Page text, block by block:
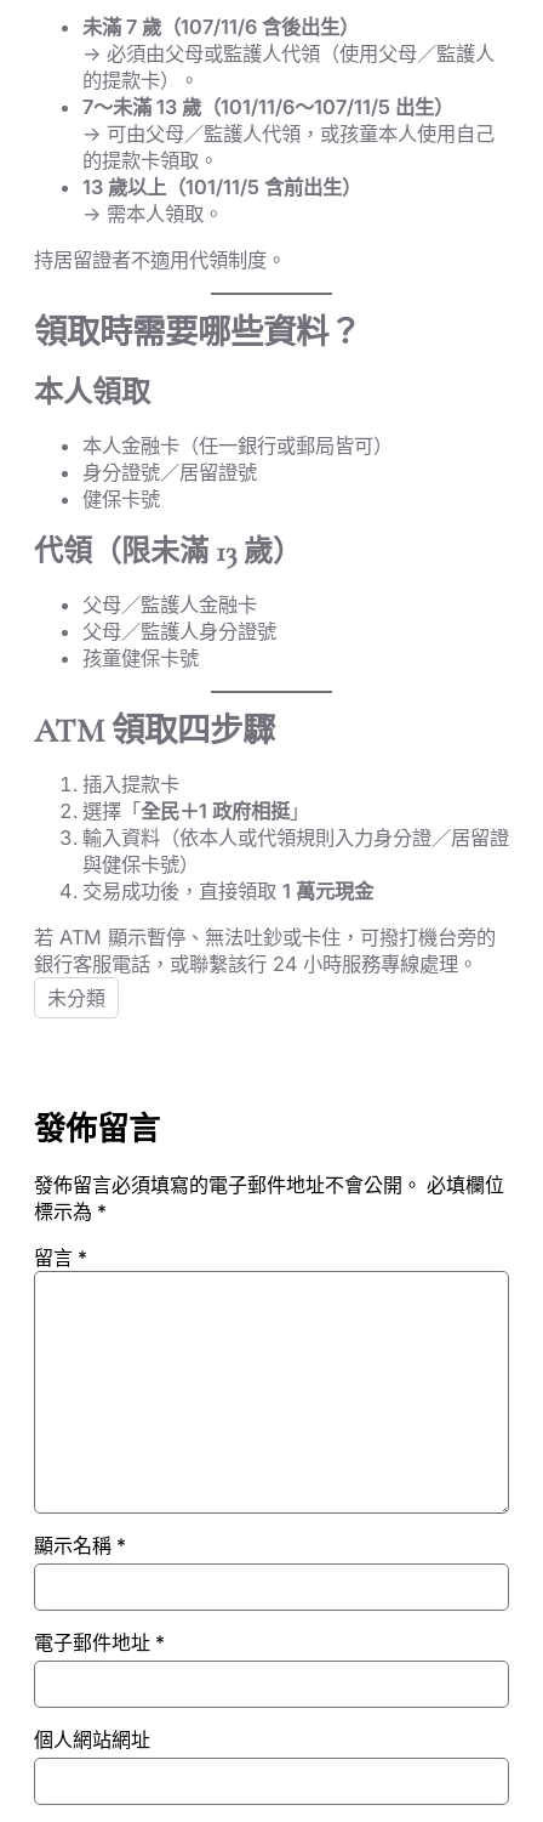
未滿 7 歲（107/11/6 含後出生）
→ 必須由父母或監護人代領（使用父母／監護人
的提款卡）。
7～未滿 13 歲（101/11/6～107/11/5 出生）
→ 可由父母／監護人代領，或孩童本人使用自己
的提款卡領取。
13 歲以上（101/11/5 含前出生）
→ 需本人領取。
持居留證者不適用代領制度。
領取時需要哪些資料？
本人領取
本人金融卡（任一銀行或郵局皆可）
身分證號／居留證號
健保卡號
代領（限未滿 13 歲）
父母／監護人金融卡
父母／監護人身分證號
孩童健保卡號
ATM 領取四步驟
插入提款卡
選擇「 全民＋1 政府相挺」
輸入資料（依本人或代領規則入力身分證／居留證
與健保卡號）
交易成功後，直接領取 1 萬元現金
若 ATM 顯示暫停、無法吐鈔或卡住，可撥打機台旁的
銀行客服電話，或聯繫該行 24 小時服務專線處理。
未分類
發佈留言
發佈留言必須填寫的電子郵件地址不會公開。 必填欄位
標示為 *
留言 *
顯示名稱 *
電子郵件地址 *
個人網站網址